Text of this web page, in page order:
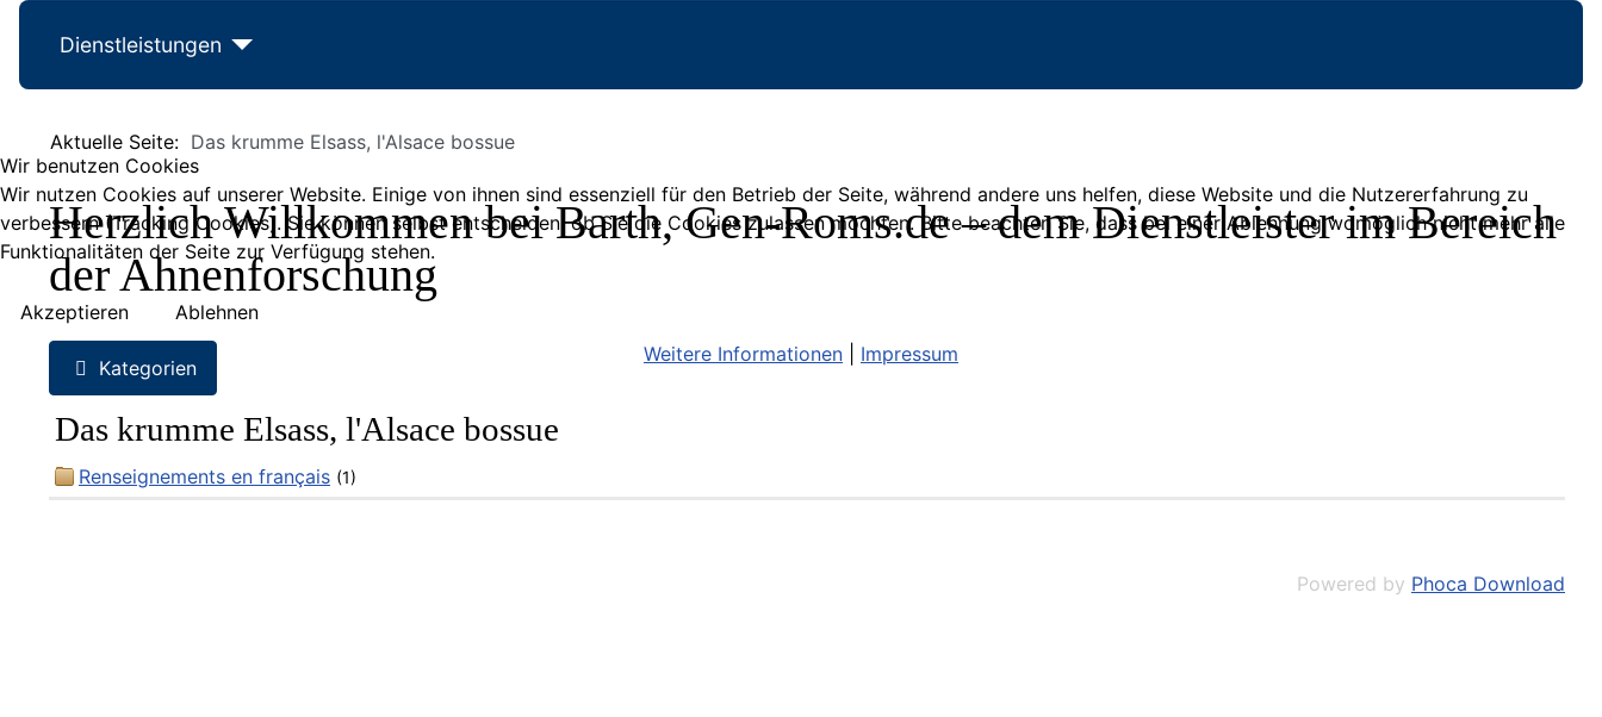
Dienstleistungen
Aktuelle Seite: Das krumme Elsass, l'Alsace bossue
Herzlich Willkommen bei Barth, Gen-Roms.de – dem Dienstleister im Bereich
der Ahnenforschung
Kategorien
Das krumme Elsass, l'Alsace bossue
Renseignements en français (1)
Powered by Phoca Download
Wir benutzen Cookies
Wir nutzen Cookies auf unserer Website. Einige von ihnen sind essenziell für den Betrieb der Seite, während andere uns helfen, diese Website und die Nutzererfahrung zu
verbessern (Tracking Cookies). Sie können selbst entscheiden, ob Sie die Cookies zulassen möchten. Bitte beachten Sie, dass bei einer Ablehnung womöglich nicht mehr alle
Funktionalitäten der Seite zur Verfügung stehen.
Akzeptieren
Ablehnen
Weitere Informationen
Impressum